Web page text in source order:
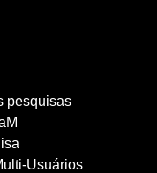
pesquisas
Usuários